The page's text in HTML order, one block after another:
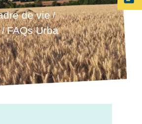
de vie/
FAQs Urba